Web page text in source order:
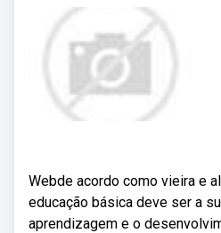
Webde acordo como vieira e
educação básica deve ser a
aprendizagem e o